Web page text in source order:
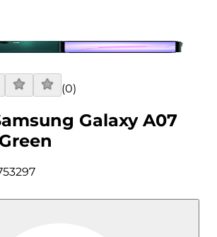
(0)
Galaxy A07